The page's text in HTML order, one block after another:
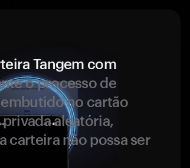
Tangem com
o processo de
no cartão
aleatória,
carteira não possa ser